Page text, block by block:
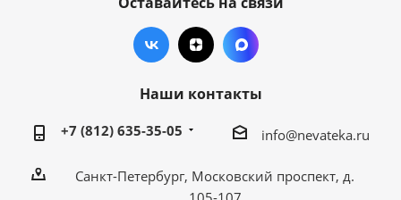
Наши контакты
+7 (812) 635-35-05 info@nevateka.ru
Санкт-Петербург, Московский проспект, д.